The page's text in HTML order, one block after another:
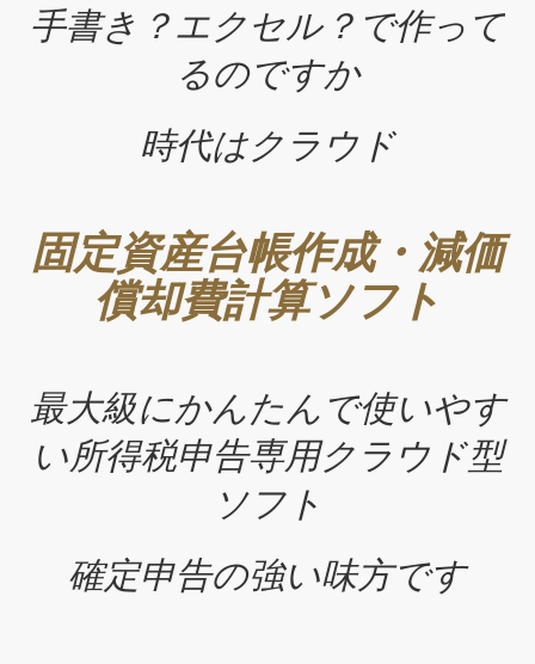
手書き？エクセル？で作って
るのですか
時代はクラウド
固定資産台帳作成・減価
償却費計算ソフト
最大級にかんたんで使いやす
い所得税申告専用クラウド型
ソフト
確定申告の強い味方です